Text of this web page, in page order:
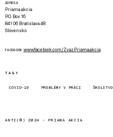
ADRESA
Priama akcia
P.O. Box 16
841 06 Bratislava 48
Slovensko
FACEBOOK www.facebook.com/Zvaz.Priama.akcia
TAGY
COVID-19 PROBLÉMY V PRÁCI ŠKOLSTVO
ANTI(©) 2024 - PRIAMA AKCIA